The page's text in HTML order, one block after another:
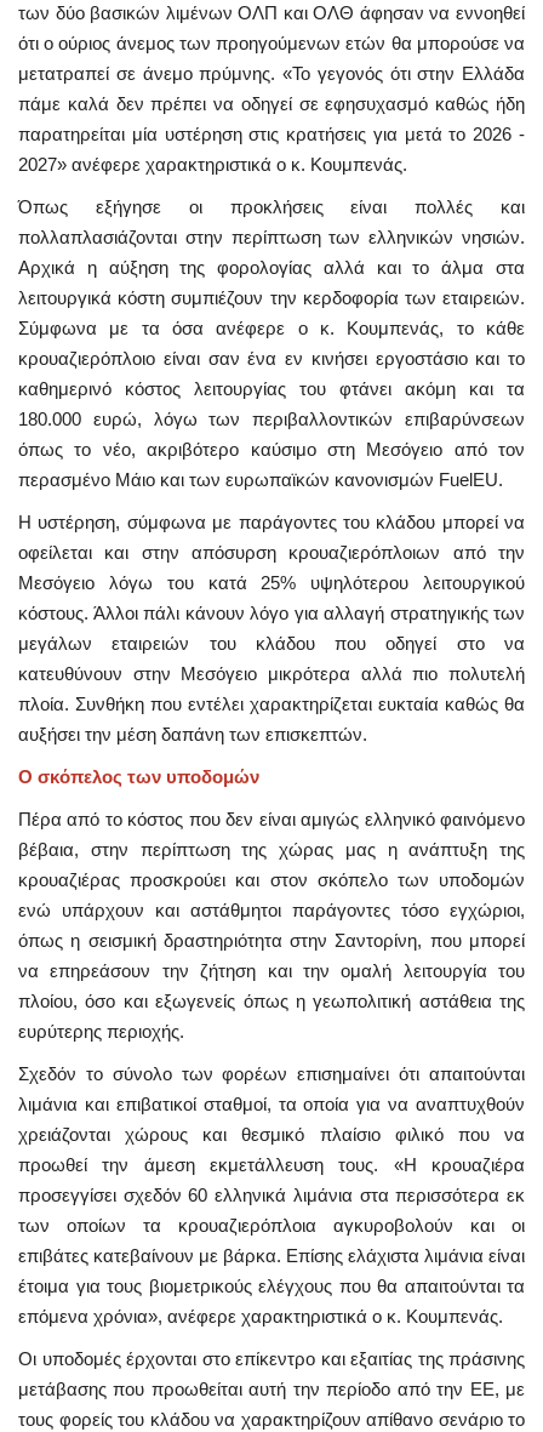
των δύο βασικών λιμένων ΟΛΠ και ΟΛΘ άφησαν να εννοηθεί
ότι ο ούριος άνεμος των προηγούμενων ετών θα μπορούσε να
μετατραπεί σε άνεμο πρύμνης. «Το γεγονός ότι στην Ελλάδα
πάμε καλά δεν πρέπει να οδηγεί σε εφησυχασμό καθώς ήδη
παρατηρείται μία υστέρηση στις κρατήσεις για μετά το 2026 -
2027» ανέφερε χαρακτηριστικά ο κ. Κουμπενάς.
Όπως εξήγησε οι προκλήσεις είναι πολλές και
πολλαπλασιάζονται στην περίπτωση των ελληνικών νησιών.
Αρχικά η αύξηση της φορολογίας αλλά και το άλμα στα
λειτουργικά κόστη συμπιέζουν την κερδοφορία των εταιρειών.
Σύμφωνα με τα όσα ανέφερε ο κ. Κουμπενάς, το κάθε
κρουαζιερόπλοιο είναι σαν ένα εν κινήσει εργοστάσιο και το
καθημερινό κόστος λειτουργίας του φτάνει ακόμη και τα
180.000 ευρώ, λόγω των περιβαλλοντικών επιβαρύνσεων
όπως το νέο, ακριβότερο καύσιμο στη Μεσόγειο από τον
περασμένο Μάιο και των ευρωπαϊκών κανονισμών FuelEU.
Η υστέρηση, σύμφωνα με παράγοντες του κλάδου μπορεί να
οφείλεται και στην απόσυρση κρουαζιερόπλοιων από την
Μεσόγειο λόγω του κατά 25% υψηλότερου λειτουργικού
κόστους. Άλλοι πάλι κάνουν λόγο για αλλαγή στρατηγικής των
μεγάλων εταιρειών του κλάδου που οδηγεί στο να
κατευθύνουν στην Μεσόγειο μικρότερα αλλά πιο πολυτελή
πλοία. Συνθήκη που εντέλει χαρακτηρίζεται ευκταία καθώς θα
αυξήσει την μέση δαπάνη των επισκεπτών.
Ο σκόπελος των υποδομών
Πέρα από το κόστος που δεν είναι αμιγώς ελληνικό φαινόμενο
βέβαια, στην περίπτωση της χώρας μας η ανάπτυξη της
κρουαζιέρας προσκρούει και στον σκόπελο των υποδομών
ενώ υπάρχουν και αστάθμητοι παράγοντες τόσο εγχώριοι,
όπως η σεισμική δραστηριότητα στην Σαντορίνη, που μπορεί
να επηρεάσουν την ζήτηση και την ομαλή λειτουργία του
πλοίου, όσο και εξωγενείς όπως η γεωπολιτική αστάθεια της
ευρύτερης περιοχής.
Σχεδόν το σύνολο των φορέων επισημαίνει ότι απαιτούνται
λιμάνια και επιβατικοί σταθμοί, τα οποία για να αναπτυχθούν
χρειάζονται χώρους και θεσμικό πλαίσιο φιλικό που να
προωθεί την άμεση εκμετάλλευση τους. «Η κρουαζιέρα
προσεγγίσει σχεδόν 60 ελληνικά λιμάνια στα περισσότερα εκ
των οποίων τα κρουαζιερόπλοια αγκυροβολούν και οι
επιβάτες κατεβαίνουν με βάρκα. Επίσης ελάχιστα λιμάνια είναι
έτοιμα για τους βιομετρικούς ελέγχους που θα απαιτούνται τα
επόμενα χρόνια», ανέφερε χαρακτηριστικά ο κ. Κουμπενάς.
Οι υποδομές έρχονται στο επίκεντρο και εξαιτίας της πράσινης
μετάβασης που προωθείται αυτή την περίοδο από την ΕΕ, με
τους φορείς του κλάδου να χαρακτηρίζουν απίθανο σενάριο το